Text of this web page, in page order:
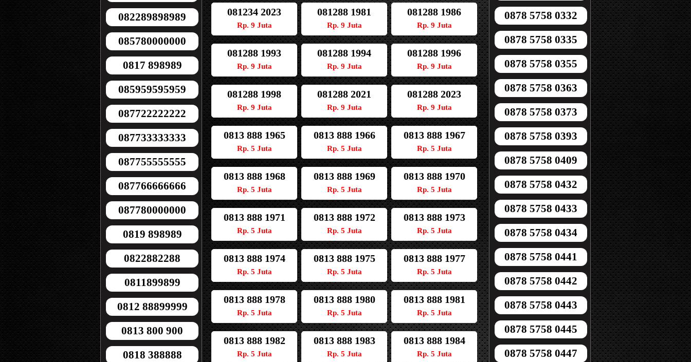
082289898989
085780000000
0817 898989
085959595959
087722222222
087733333333
087755555555
087766666666
087780000000
0819 898989
0822882288
0811899899
0812 88899999
0813 800 900
0818 388888
081234 2023
Rp. 9 Juta
081288 1981
Rp. 9 Juta
081288 1986
Rp. 9 Juta
081288 1993
Rp. 9 Juta
081288 1994
Rp. 9 Juta
081288 1996
Rp. 9 Juta
081288 1998
Rp. 9 Juta
081288 2021
Rp. 9 Juta
081288 2023
Rp. 9 Juta
0813 888 1965
Rp. 5 Juta
0813 888 1966
Rp. 5 Juta
0813 888 1967
Rp. 5 Juta
0813 888 1968
Rp. 5 Juta
0813 888 1969
Rp. 5 Juta
0813 888 1970
Rp. 5 Juta
0813 888 1971
Rp. 5 Juta
0813 888 1972
Rp. 5 Juta
0813 888 1973
Rp. 5 Juta
0813 888 1974
Rp. 5 Juta
0813 888 1975
Rp. 5 Juta
0813 888 1977
Rp. 5 Juta
0813 888 1978
Rp. 5 Juta
0813 888 1980
Rp. 5 Juta
0813 888 1981
Rp. 5 Juta
0813 888 1982
Rp. 5 Juta
0813 888 1983
Rp. 5 Juta
0813 888 1984
Rp. 5 Juta
0878 5758 0332
0878 5758 0335
0878 5758 0355
0878 5758 0363
0878 5758 0373
0878 5758 0393
0878 5758 0409
0878 5758 0432
0878 5758 0433
0878 5758 0434
0878 5758 0441
0878 5758 0442
0878 5758 0443
0878 5758 0445
0878 5758 0447